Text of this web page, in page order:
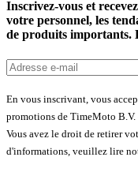
Inscrivez-vous et
votre personnel, les
de produits importants.
En vous inscrivant, vous
promotions de TimeMoto B.V.
Vous avez le droit de retirer
d'informations, veuillez lire